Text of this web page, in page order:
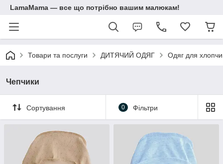
LamaMama — все що потрібно вашим малюкам!
Товари та послуги ДИТЯЧИЙ ОДЯГ Одяг для
Чепчики
Сортування 0 Фільтри